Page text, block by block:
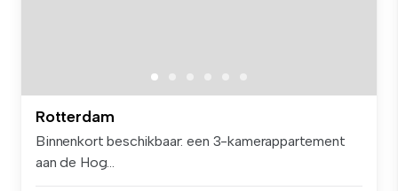
Rotterdam
Binnenkort beschikbaar: een 3-kamerappartement
aan de Hog...